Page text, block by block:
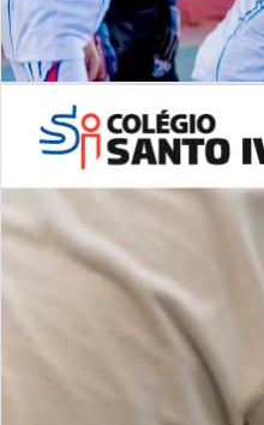
Desafios | Saiba mais